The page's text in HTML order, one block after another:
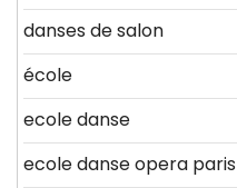
danses de salon
école
ecole danse
ecole danse opera paris